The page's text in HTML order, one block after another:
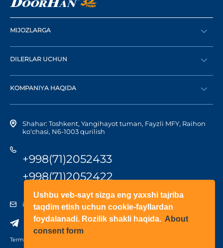
Ushbu veb-sayt sizga eng yaxshi tajriba
taqdim etish uchun cookie-fayllardan
foydalanadi. Rozilik shakli haqida. About
consent form
MIJOZLARGA
Buyurtma berish
DILERLAR UCHUN
Diler bo‘lish
Shaxsiy kabinetga kirish
KOMPANIYA HAQIDA
Kompaniya tarixi
Shahar: Toshkent, Yangihayot tuman, Fayzli MFY, Raihon
ko‘chasi, N6-1003 qurilish
+998(71)2052433
+998(71)2052422
info@doorhan.uz
Terms of use